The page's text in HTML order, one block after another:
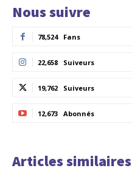
Nous suivre
78,524 Fans
22,658 Suiveurs
19,762 Suiveurs
12,673 Abonnés
Articles similaires